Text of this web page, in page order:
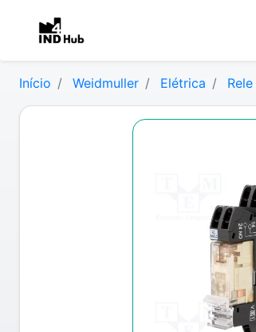
Início Weidmuller Elétrica Rele